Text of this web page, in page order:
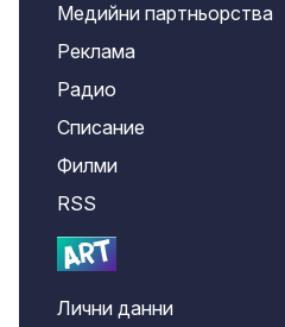
Медийни партньорства
Реклама
Радио
Списание
Филми
RSS
Лични данни